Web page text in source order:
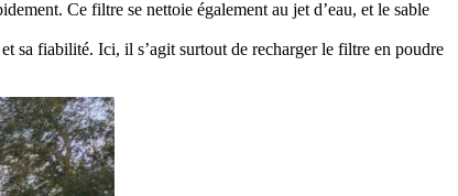
Ce filtre se nettoie également au jet d’eau, et le sable
sa fiabilité. Ici, il s’agit surtout de recharger le filtre en poudre